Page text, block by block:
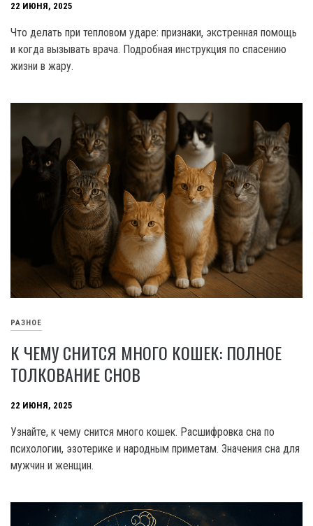
22 ИЮНЯ, 2025
Что делать при тепловом ударе: признаки, экстренная помощь
и когда вызывать врача. Подробная инструкция по спасению
жизни в жару.
РАЗНОЕ
К ЧЕМУ СНИТСЯ МНОГО КОШЕК: ПОЛНОЕ
ТОЛКОВАНИЕ СНОВ
22 ИЮНЯ, 2025
Узнайте, к чему снится много кошек. Расшифровка сна по
психологии, эзотерике и народным приметам. Значения сна для
мужчин и женщин.